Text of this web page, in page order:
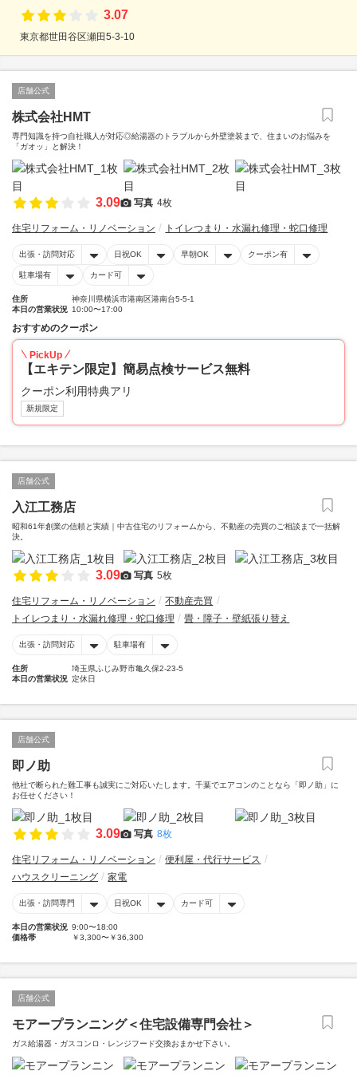
3.07
東京都世田谷区瀬田5-3-10
店舗公式
株式会社HMT
専門知識を持つ自社職人が対応◎給湯器のトラブルから外壁塗装まで、住まいのお悩みを
「ガオッ」と解決！
3.09 写真 4枚
住宅リフォーム・リノベーション トイレつまり・水漏れ修理・蛇口修理
出張・訪問対応 日祝OK 早朝OK クーポン有
駐車場有 カード可
住所
神奈川県横浜市港南区港南台5-5-1
本日の営業状況 10:00〜17:00
おすすめのクーポン
PickUp
【エキテン限定】簡易点検サービス無料
クーポン利用特典アリ
新規限定
店舗公式
入江工務店
昭和61年創業の信頼と実績｜中古住宅のリフォームから、不動産の売買のご相談まで一括解
決。
3.09 写真 5枚
住宅リフォーム・リノベーション
不動産売買
トイレつまり・水漏れ修理・蛇口修理
畳・障子・壁紙張り替え
出張・訪問対応 駐車場有
住所
埼玉県ふじみ野市亀久保2-23-5
本日の営業状況 定休日
店舗公式
即ノ助
他社で断られた難工事も誠実にご対応いたします。千葉でエアコンのことなら「即ノ助」に
お任せください！
3.09 写真 8枚
住宅リフォーム・リノベーション
便利屋・代行サービス
ハウスクリーニング
家電
出張・訪問専門 日祝OK カード可
本日の営業状況 9:00〜18:00
価格帯
￥3,300〜￥36,300
店舗公式
モアープランニング＜住宅設備専門会社＞
ガス給湯器・ガスコンロ・レンジフード交換おまかせ下さい。